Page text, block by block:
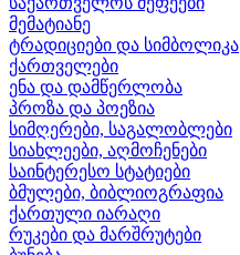
მემატიანე
ტრადიციები და სიმბოლიკა
ქართველები
ენა და დამწერლობა
პროზა და პოეზია
სიმღერები, საგალობლები
სიახლეები, აღმოჩენები
საინტერესო სტატიები
ბმულები, ბიბლიოგრაფია
ქართული იარაღი
რუკები და მარშრუტები